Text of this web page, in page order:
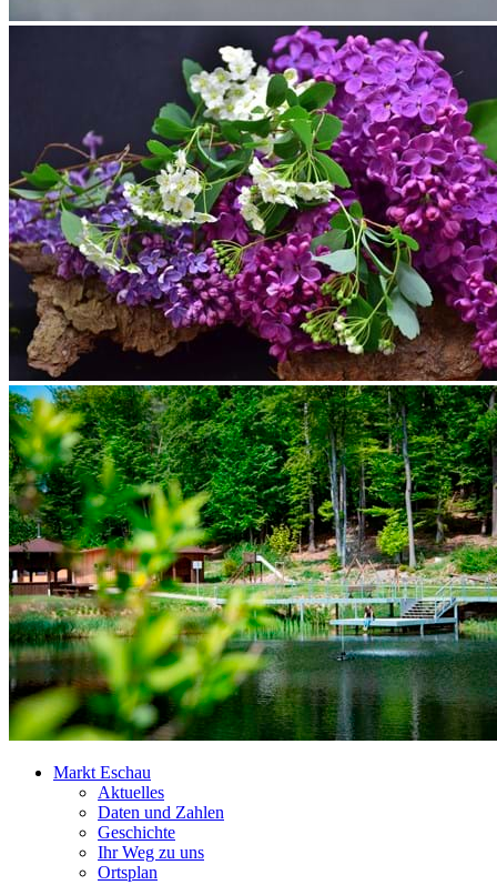
Markt Eschau
Aktuelles
Daten und Zahlen
Geschichte
Ihr Weg zu uns
Ortsplan